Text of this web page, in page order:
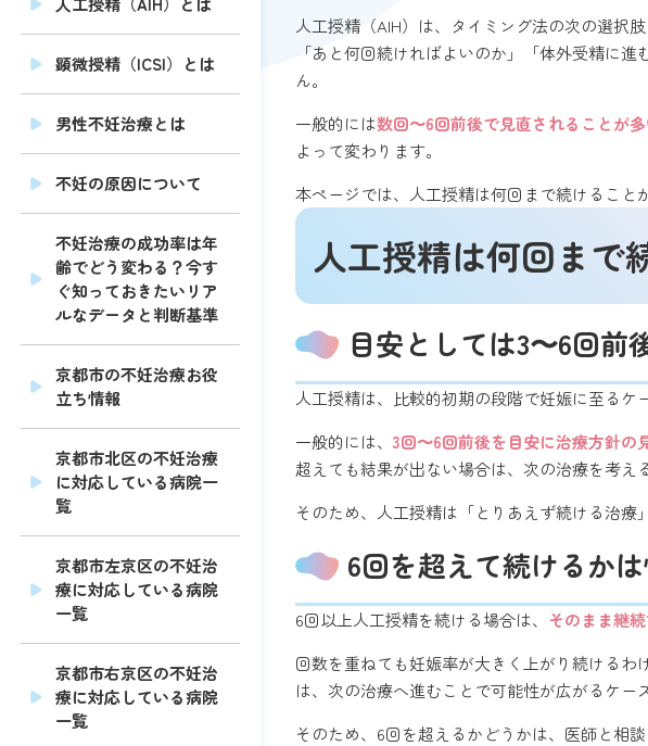
顕微授精（ICSI）とは
男性不妊治療とは
不妊の原因について
不妊治療の成功率は年
齢でどう変わる？今す
ぐ知っておきたいリア
ルなデータと判断基準
京都市の不妊治療お役
立ち情報
京都市北区の不妊治療
に対応している病院一
覧
京都市左京区の不妊治
療に対応している病院
一覧
京都市右京区の不妊治
療に対応している病院
一覧
人工授精（AIH）は、タイミング法の次の選択
「あと何回続ければよいのか」「体外受精に
ん。
一般的には数回〜6回前後で見直されることが
よって変わります。
本ページでは、人工授精は何回まで続けること
人工授精は何回まで
目安としては3〜6回前
人工授精は、比較的初期の段階で妊娠に至るケ
一般的には、3回〜6回前後を目安に治療方針の
超えても結果が出ない場合は、次の治療を考え
そのため、人工授精は「とりあえず続ける治療
6回を超えて続けるか
6回以上人工授精を続ける場合は、 そのまま継
回数を重ねても妊娠率が大きく上がり続ける
は、次の治療へ進むことで可能性が広がるケー
そのため、6回を超えるかどうかは、医師と相